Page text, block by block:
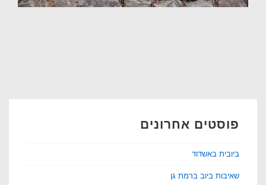
פוסטים אחרונים
ביובית באשדוד
שאיבות ביוב ברמת גן